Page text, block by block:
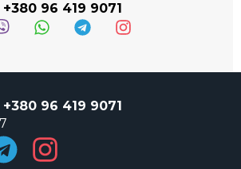
+380 96 419 9071
+380 96 419 9071